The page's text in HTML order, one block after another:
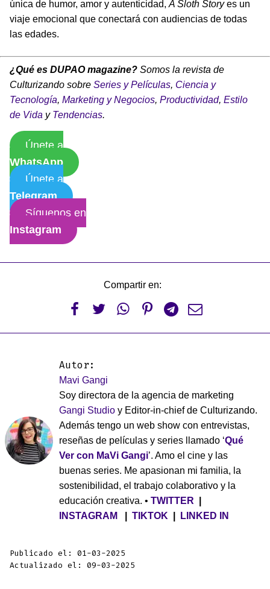
única de humor, amor y autenticidad, A Sloth Storyes un
viaje emocional que conectará con audiencias de todas
las edades.
¿Qué es DUPAO magazine? Somos la revista de
Culturizando sobre Series y Películas, Ciencia y
Tecnología, Marketing y Negocios, Productividad, Estilo
de Vida y Tendencias.
Únete a
WhatsApp
Únete a
Telegram
Síguenos en
Instagram
Compartir en:
     
Autor:
Mavi Gangi
Soy directora de la agencia de marketing
Gangi Studio y Editor-in-chief de Culturizando.
Además tengo un web show con entrevistas,
reseñas de películas y series llamado ‘Qué
Ver con MaVi Gangi’. Amo el cine y las
buenas series. Me apasionan mi familia, la
sostenibilidad, el trabajo colaborativo y la
educación creativa. • TWITTER
INSTAGRAM
TIKTOK LINKED IN
Publicado el: 01-03-2025
Actualizado el: 09-03-2025